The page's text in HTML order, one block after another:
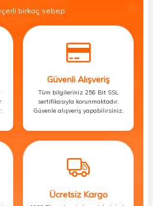
birkaç sebep.
Güvenli Alışveriş
Tüm bilgileriniz 256 Bit SSL
sertifikasıyla korunmaktadır.
Güvenle alışveriş yapabilirsiniz.
Ücretsiz Kargo